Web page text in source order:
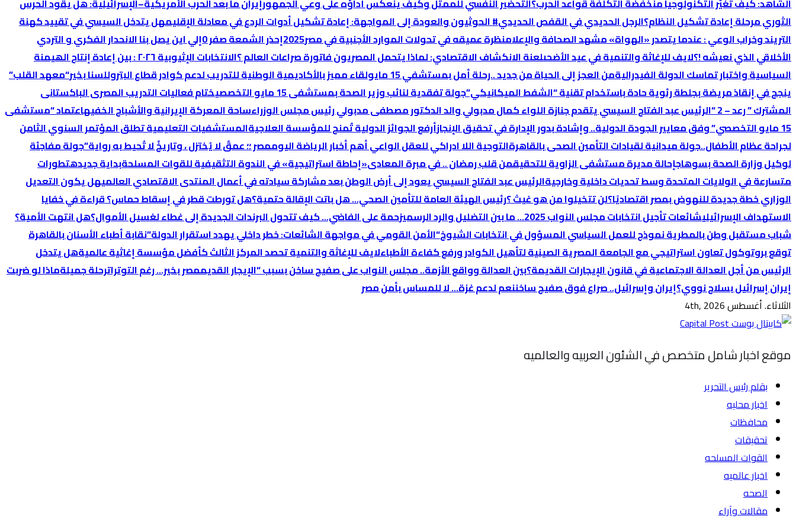
الشاهد: كيف تغيّر التكنولوجيا منخفضة التكلفة قواعد الحرب؟التحضير النفسي للممثل وكيف ينعكس أداؤه على وعي الجمهورإيران ما بعد الحرب الأمريكية–الإسرائيلية: هل يقود الحرس
الثوري مرحلة إعادة تشكيل النظام؟الرجل الحديدي في القفص الحديدي# الحوثيون والعودة إلى المواجهة: إعادة تشكيل أدوات الردع في معادلة الإقليمهل يتدخل السيسي في تقييد كهنة
التريند وخراب الوعي : عندما يتصدر «الهواة» مشهد الصحافة والإعلامنظرة عميقه في تحولات الموارد الأجنبية في مصر2025 إحذر الشمعة صفر 0 إلي اين يصل بنا الانحدار الفكري و التردي
الأخلاقي الذي نعيشه !؟لايف للإغاثة والتنمية في عيد الأضحىلعنة الانكشاف الاقتصادي: لماذا یتحمل المصریون فاتورة صراعات العالم ؟
الانتخابات الإثیوبیة ٢٠٢٦ : بین إعادة إنتاج الھیمنة
السیاسیة واختبار تماسك الدولة الفیدرالیةمن العجز إلى الحياة من جديد ..رحلة أمل بمستشفي 15 مايو لقاء مميز بالأكاديمية الوطنية للتدريب لدعم كوادر قطاع البتروللسنا بخير“معهد القلب”
ينجح في إنقاذ مريضة بجلطة رئوية حادة باستخدام تقنية “الشفط الميكانيكي”جولة تفقدية لنائب وزير الصحة بمستشفى 15 مايو التخصصي
ختام فعاليات التدريب المصرى الباكستانى
المشترك ” رعد – 2 “
الرئيس عبد الفتاح السيسي يتقدم جنازة اللواء كمال مدبولي والد الدكتور مصطفى مدبولي رئيس مجلس الوزراءساحة المعركة الإيرانية والأشباح الخفيهاعتماد “مستشفى
15 مايو التخصصي” وفق معايير الجودة الدولية.. وإشادة بدور الإدارة في تحقيق الإنجاز
أرفع الجوائز الدولية تٌمنح للمؤسسة العلاجيةالمستشفيات التعليمية تطلق المؤتمر السنوي الثامن
لجراحة عظام الأطفال..جولة ميدانية لقيادات التأمين الصحى بالقاهرةالتوجية اللا ادراكي للعقل الواعيأهم أخبار الرياضة اليوممصر ؛؛ عمقٌ لا يُختزل ، وتاريخٌ لا تُحيط به رواية”جولة مفاجئة
لوكيل وزارة الصحة بسوهاجإحالة مديرة مستشفى الزاوية للتحقيقمن قلب رمضان .. في مبرة المعادى«إحاطة استراتيجية» في الندوة التثقيفية للقوات المسلحةبداية جديدهتطورات
متسارعة في الولايات المتحدة وسط تحديات داخلية وخارجيةالرئيس عبد الفتاح السيسي يعود إلى أرض الوطن بعد مشاركة سيادته في أعمال المنتدى الاقتصادي العالميهل يكون التعديل
الوزاري خطة جديدة للنهوض بمصر اقتصاديًا؟لن تتخيلوا من هو غيث ؟رئيس الهيئة العامة للتأمين الصحي… هل باتت الإقالة حتمية؟هل تورطت قطر في إسقاط حماس؟ قراءة في خفايا
الاستهداف الإسرائيليشائعات تأجيل انتخابات مجلس النواب 2025… ما بين التضليل والرد الرسمي زحمة على الفاضي… كيف تتحول البرندات الجديدة إلى غطاء لغسيل الأموال؟هل انتهت الأمية؟
شباب مستقبل وطن بالمطرية نموذج للعمل السياسي المسؤول في انتخابات الشيوخ“الأمن القومي في مواجهة الشائعات: خطر داخلي يهدد استقرار الدولة”نقابة أطباء الأسنان بالقاهرة
توقع بروتوكول تعاون استراتيجي مع الجامعة المصرية الصينية لتأهيل الكوادر ورفع كفاءة الأطباءلايف للإغاثة والتنمية تحصد المركز الثالث كأفضل مؤسسة إغاثية عالميةهل يتدخل
الرئيس من أجل العدالة الاجتماعية في قانون الإيجارات القديمة؟بين العدالة وواقع الأزمة.. مجلس النواب على صفيح ساخن بسبب “الإيجار القديممصر بخير… رغم التوتراترحلة جميلةماذا لو ضربت
إيران إسرائيل بسلاح نووي؟إيران وإسرائيل.. صراع فوق صفيح ساخننعم لدعم غزة… لا للمساس بأمن مصر
الثلاثاء. أغسطس 4th, 2026
موقع اخبار شامل متخصص في الشئون العربيه والعالميه
بقلم رئيس التحرير
اخبار محليه
محافظات
تحقيقات
القوات المسلحه
اخبار عالميه
الصحه
مقالات وآراء